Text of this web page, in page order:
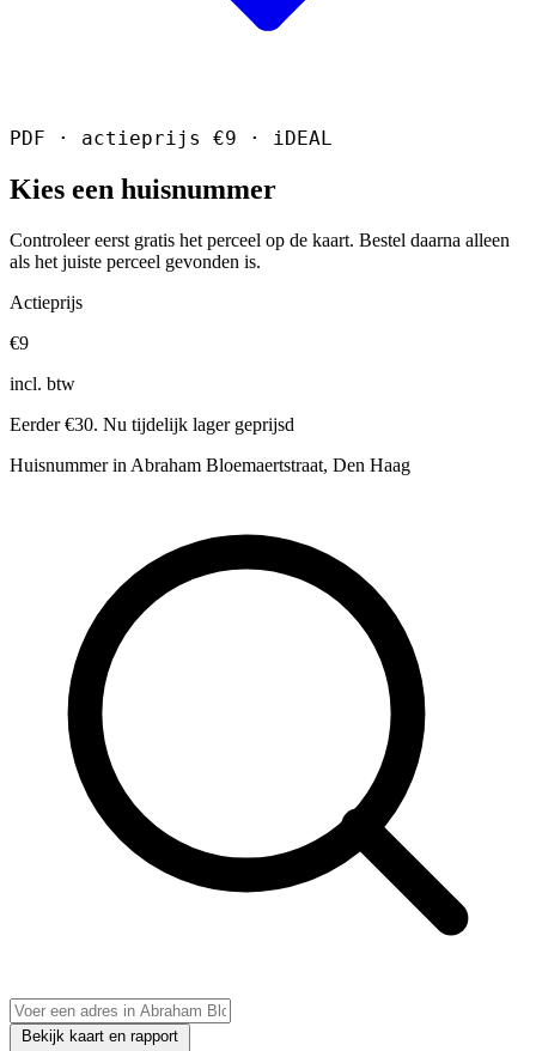
PDF · actieprijs €9 · iDEAL
Kies een huisnummer
Controleer eerst gratis het perceel op de kaart. Bestel daarna alleen
als het juiste perceel gevonden is.
Actieprijs
€9
incl. btw
Eerder €30. Nu tijdelijk lager geprijsd
Huisnummer in Abraham Bloemaertstraat, Den Haag
Bekijk kaart en rapport